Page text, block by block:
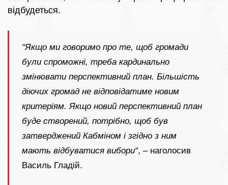
відбудеться.
“Якщо ми говоримо про те, щоб громади
були спроможні, треба кардинально
змінювати перспективний план. Більшість
діючих громад не відповідатиме новим
критеріям. Якщо новий перспективний план
буде створений, потрібно, щоб був
затверджений Кабміном і згідно з ним
мають відбуватися вибори“, – наголосив
Василь Гладій.